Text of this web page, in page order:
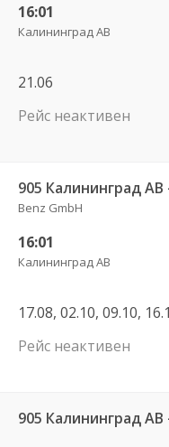
16:01
Калининград АВ
21.06
Рейс неактивен
905 Калининград
Benz GmbH
16:01
Калининград АВ
17.08, 02.10, 09.10,
Рейс неактивен
905 Калининград